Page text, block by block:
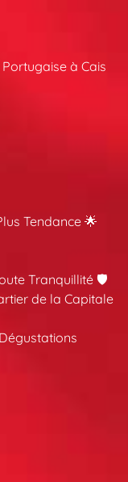
à Cais
Tendance 🌟
Tranquillité 🛡️
de la Capitale